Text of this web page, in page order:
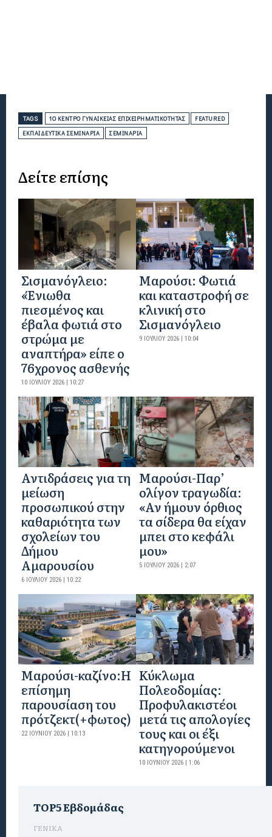
TAGS 1O ΚΈΝΤΡΟ ΓΥΝΑΙΚΕΊΑΣ ΕΠΙΧΕΙΡΗΜΑΤΙΚΌΤΗΤΑΣ
FEATURED
ΕΚΠΑΙΔΕΥΤΙΚΆ ΣΕΜΙΝΆΡΙΑ
ΣΕΜΙΝΆΡΙΑ
Δείτε επίσης
Σισμανόγλειο:
«Ένιωθα
πιεσμένος και
έβαλα φωτιά στο
στρώμα με
αναπτήρα» είπε ο
76χρονος ασθενής
10 ΙΟΥΛΊΟΥ 2026 | 10:27
Μαρούσι: Φωτιά
και καταστροφή σε
κλινική στο
Σισμανόγλειο
9 ΙΟΥΛΊΟΥ 2026 | 10:04
Αντιδράσεις για τη
μείωση
προσωπικού στην
καθαριότητα των
σχολείων του
Δήμου
Αμαρουσίου
6 ΙΟΥΛΊΟΥ 2026 | 10:22
Μαρούσι-Παρ’
ολίγον τραγωδία:
«Αν ήμουν όρθιος
τα σίδερα θα είχαν
μπει στο κεφάλι
μου»
5 ΙΟΥΛΊΟΥ 2026 | 2:07
Mαρούσι-καζίνο:H
επίσημη
παρουσίαση του
πρότζεκτ(+φωτος)
22 ΙΟΥΝΊΟΥ 2026 | 10:13
Κύκλωμα
Πολεοδομίας:
Προφυλακιστέοι
μετά τις απολογίες
τους και οι έξι
κατηγορούμενοι
10 ΙΟΥΝΊΟΥ 2026 | 1:06
TOP5 Εβδομάδας
ΓΕΝΙΚΑ